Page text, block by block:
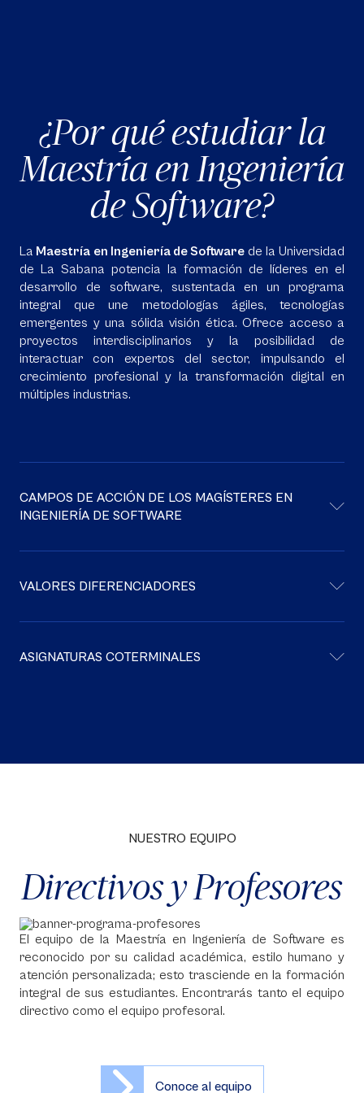
¿Por qué estudiar la
Maestría en Ingeniería
de Software?
La Maestría en Ingeniería de Software de la Universidad
de La Sabana potencia la formación de líderes en el
desarrollo de software, sustentada en un programa
integral que une metodologías ágiles, tecnologías
emergentes y una sólida visión ética. Ofrece acceso a
proyectos interdisciplinarios y la posibilidad de
interactuar con expertos del sector, impulsando el
crecimiento profesional y la transformación digital en
múltiples industrias.
CAMPOS DE ACCIÓN DE LOS MAGÍSTERES EN
INGENIERÍA DE SOFTWARE
VALORES DIFERENCIADORES
ASIGNATURAS COTERMINALES
NUESTRO EQUIPO
Directivos y Profesores
El equipo de la Maestría en Ingeniería de Software es
reconocido por su calidad académica, estilo humano y
atención personalizada; esto trasciende en la formación
integral de sus estudiantes. Encontrarás tanto el equipo
directivo como el equipo profesoral.
Conoce al equipo